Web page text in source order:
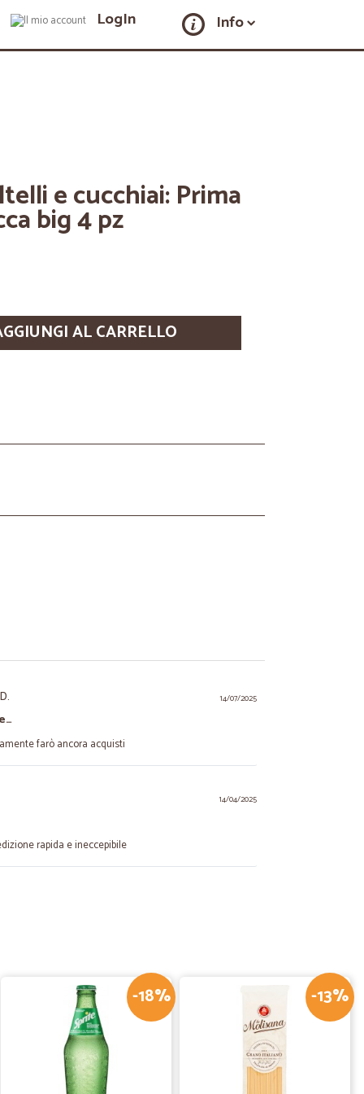
LogIn Info
e cucchiai: Prima
big 4 pz
AL CARRELLO
14/07/2025
farò ancora acquisti
14/04/2025
rapida e ineccepibile
super. Servizio consegna Top!!!! Velocissimi.
sito abbastanza facile anche per non esperti prezzi un
-18% -13%